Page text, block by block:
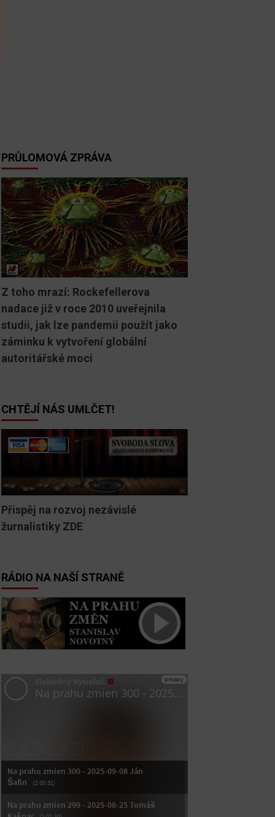
PRŮLOMOVÁ ZPRÁVA
Z toho mrazí: Rockefellerova
nadace již v roce 2010 uveřejnila
studii, jak lze pandemii použít jako
záminku k vytvoření globální
autoritářské moci
CHTĚJÍ NÁS UMLČET!
Přispěj na rozvoj nezávislé
žurnalistiky ZDE
RÁDIO NA NAŠÍ STRANĚ